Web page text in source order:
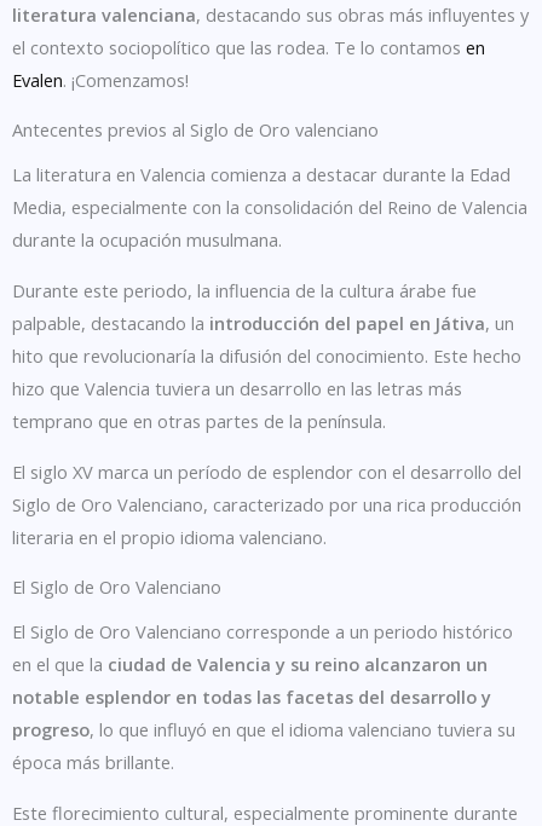
literatura valenciana, destacando sus obras más influyentes y
el contexto sociopolítico que las rodea. Te lo contamos en
Evalen. ¡Comenzamos!
Antecentes previos al Siglo de Oro valenciano
La literatura en Valencia comienza a destacar durante la Edad
Media, especialmente con la consolidación del Reino de Valencia
durante la ocupación musulmana.
Durante este periodo, la influencia de la cultura árabe fue
palpable, destacando la introducción del papel en Játiva, un
hito que revolucionaría la difusión del conocimiento. Este hecho
hizo que Valencia tuviera un desarrollo en las letras más
temprano que en otras partes de la península.
El siglo XV marca un período de esplendor con el desarrollo del
Siglo de Oro Valenciano, caracterizado por una rica producción
literaria en el propio idioma valenciano.
El Siglo de Oro Valenciano
El Siglo de Oro Valenciano corresponde a un periodo histórico
en el que la ciudad de Valencia y su reino alcanzaron un
notable esplendor en todas las facetas del desarrollo y
progreso, lo que influyó en que el idioma valenciano tuviera su
época más brillante.
Este florecimiento cultural, especialmente prominente durante